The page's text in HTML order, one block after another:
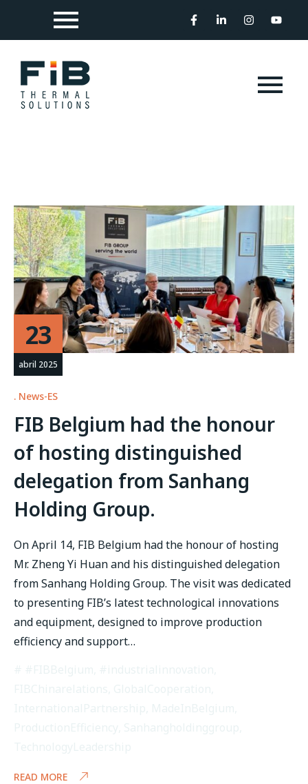
23
abril 2025
News-ES
FIB Belgium had the honour
of hosting distinguished
delegation from Sanhang
Holding Group.
On April 14, FIB Belgium had the honour of hosting
Mr. Zheng Yi Huan and his distinguished delegation
from Sanhang Holding Group. The visit was dedicated
to presenting FIB’s latest technological innovations
and equipment, designed to improve production
efficiency and support…
READ MORE